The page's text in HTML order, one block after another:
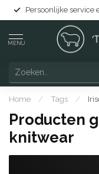
Persoonlijke service
MENU
Home / Tags /
Producten
knitwear